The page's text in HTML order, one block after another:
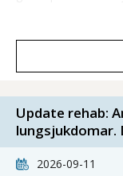
Update rehab:
lungsjukdomar.
2026-09-11